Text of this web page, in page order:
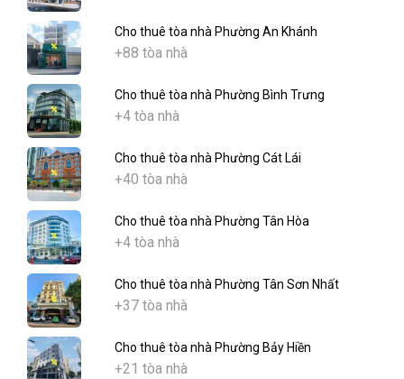
Cho thuê tòa nhà Phường An Khánh
+88 tòa nhà
Cho thuê tòa nhà Phường Bình Trưng
+4 tòa nhà
Cho thuê tòa nhà Phường Cát Lái
+40 tòa nhà
Cho thuê tòa nhà Phường Tân Hòa
+4 tòa nhà
Cho thuê tòa nhà Phường Tân Sơn Nhất
+37 tòa nhà
Cho thuê tòa nhà Phường Bảy Hiền
+21 tòa nhà